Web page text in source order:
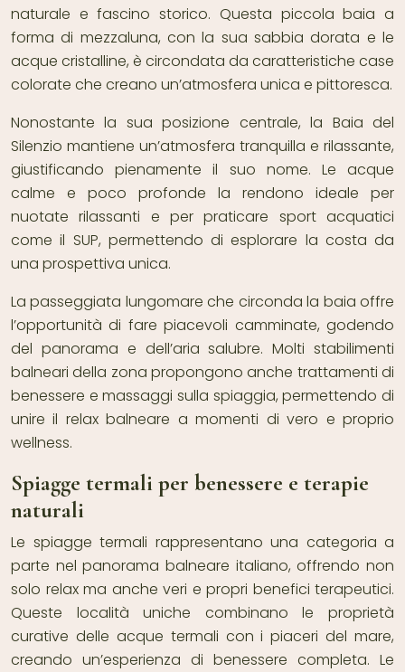
naturale e fascino storico. Questa piccola baia a
forma di mezzaluna, con la sua sabbia dorata e le
acque cristalline, è circondata da caratteristiche case
colorate che creano un’atmosfera unica e pittoresca.
Nonostante la sua posizione centrale, la Baia del
Silenzio mantiene un’atmosfera tranquilla e rilassante,
giustificando pienamente il suo nome. Le acque
calme e poco profonde la rendono ideale per
nuotate rilassanti e per praticare sport acquatici
come il SUP, permettendo di esplorare la costa da
una prospettiva unica.
La passeggiata lungomare che circonda la baia offre
l’opportunità di fare piacevoli camminate, godendo
del panorama e dell’aria salubre. Molti stabilimenti
balneari della zona propongono anche trattamenti di
benessere e massaggi sulla spiaggia, permettendo di
unire il relax balneare a momenti di vero e proprio
wellness.
Spiagge termali per benessere e terapie
naturali
Le spiagge termali rappresentano una categoria a
parte nel panorama balneare italiano, offrendo non
solo relax ma anche veri e propri benefici terapeutici.
Queste località uniche combinano le proprietà
curative delle acque termali con i piaceri del mare,
creando un’esperienza di benessere completa. Le